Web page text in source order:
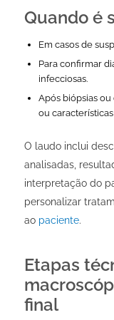
Quando é
Em casos de
Para confirmar
infecciosas.
Após biópsias
ou
O laudo inclui
analisadas,
interpretação do
personalizar
ao paciente.
Etapas
final